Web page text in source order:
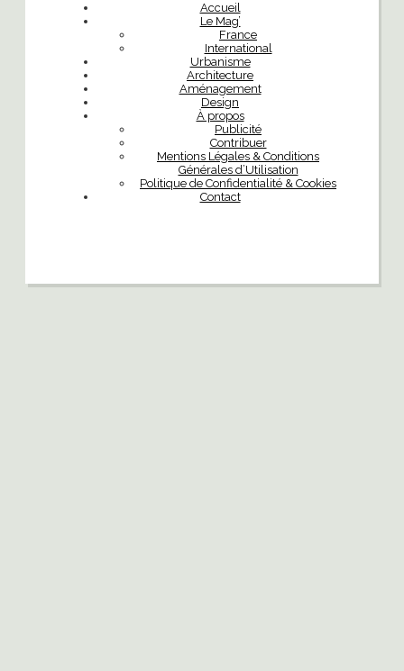
Accueil
Le Mag’
France
International
Urbanisme
Architecture
Aménagement
Design
À propos
Publicité
Contribuer
Mentions Légales & Conditions
Générales d’Utilisation
Politique de Confidentialité & Cookies
Contact